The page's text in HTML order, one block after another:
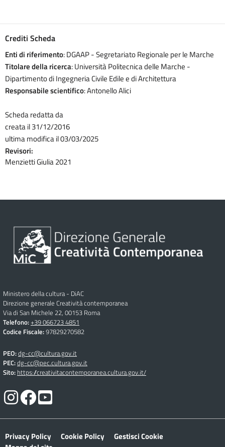
Crediti Scheda
Enti di riferimento: DGAAP - Segretariato Regionale per le Marche
Titolare della ricerca: Università Politecnica delle Marche -
Dipartimento di Ingegneria Civile Edile e di Architettura
Responsabile scientifico: Antonello Alici
Scheda redatta da
creata il 31/12/2016
ultima modifica il 03/03/2025
Revisori:
Menzietti Giulia 2021
Ministero della cultura - DiAC
Direzione generale Creatività contemporanea
Via di San Michele 22, 00153 Roma
Telefono:+39 066723 4851
Codice Fiscale:97829270582
PEO:dg-cc@cultura.gov.it
PEC:dg-cc@pec.cultura.gov.it
Sito: https://creativitacontemporanea.cultura.gov.it/
Privacy Policy Cookie Policy
Gestisci Cookie